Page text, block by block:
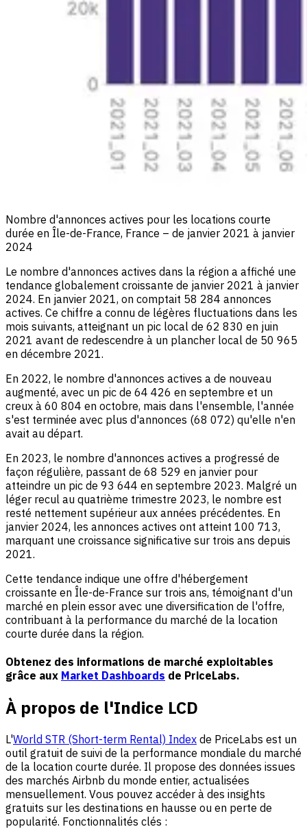
Nombre d'annonces actives pour les locations courte
durée en Île-de-France, France – de janvier 2021 à janvier
2024
Le nombre d'annonces actives dans la région a affiché une
tendance globalement croissante de janvier 2021 à janvier
2024. En janvier 2021, on comptait 58 284 annonces
actives. Ce chiffre a connu de légères fluctuations dans les
mois suivants, atteignant un pic local de 62 830 en juin
2021 avant de redescendre à un plancher local de 50 965
en décembre 2021.
En 2022, le nombre d'annonces actives a de nouveau
augmenté, avec un pic de 64 426 en septembre et un
creux à 60 804 en octobre, mais dans l'ensemble, l'année
s'est terminée avec plus d'annonces (68 072) qu'elle n'en
avait au départ.
En 2023, le nombre d'annonces actives a progressé de
façon régulière, passant de 68 529 en janvier pour
atteindre un pic de 93 644 en septembre 2023. Malgré un
léger recul au quatrième trimestre 2023, le nombre est
resté nettement supérieur aux années précédentes. En
janvier 2024, les annonces actives ont atteint 100 713,
marquant une croissance significative sur trois ans depuis
2021.
Cette tendance indique une offre d'hébergement
croissante en Île-de-France sur trois ans, témoignant d'un
marché en plein essor avec une diversification de l'offre,
contribuant à la performance du marché de la location
courte durée dans la région.
Obtenez des informations de marché exploitables
grâce aux Market Dashboards de PriceLabs.
À propos de l'Indice LCD
L'World STR (Short-term Rental) Index de PriceLabs est un
outil gratuit de suivi de la performance mondiale du marché
de la location courte durée. Il propose des données issues
des marchés Airbnb du monde entier, actualisées
mensuellement. Vous pouvez accéder à des insights
gratuits sur les destinations en hausse ou en perte de
popularité. Fonctionnalités clés :